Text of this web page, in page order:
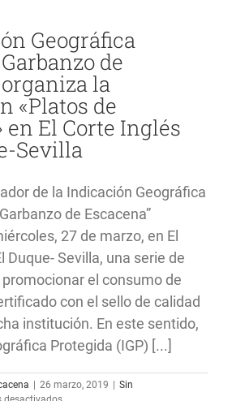
campaña
de
promoción
en
Corte
Inglés
El
para
sus
Platos
Cuaresma
Geográfica
de
la
«Platos de
en El Corte Inglés
Sevilla
de la Indicación Geográfica
de Escacena”
27 de marzo, en El
Duque- Sevilla, una serie de
el consumo de
con el sello de calidad
institución. En este sentido,
Protegida (IGP) [...]
| 26 marzo, 2019 | Sin
en